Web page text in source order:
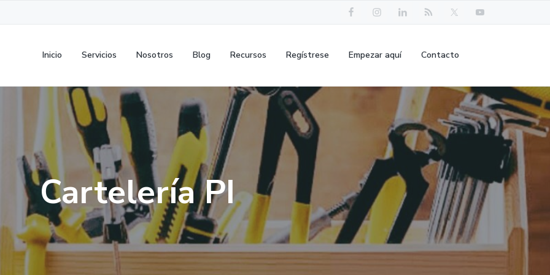
Inicio Servicios Nosotros Blog Recursos Regístrese Empezar aquí Contacto
Cartelería PI